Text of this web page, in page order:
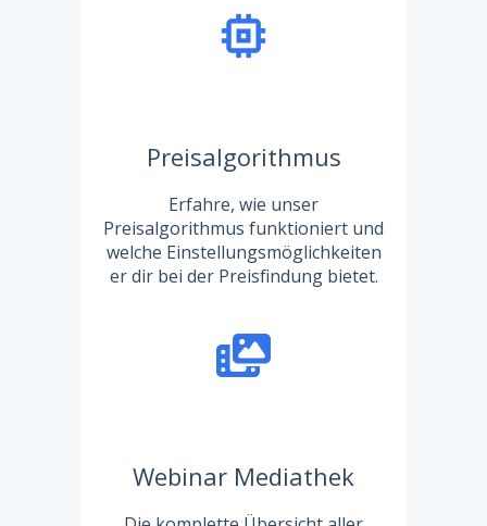
Preisalgorithmus
Erfahre, wie unser
Preisalgorithmus funktioniert und
welche Einstellungsmöglichkeiten
er dir bei der Preisfindung bietet.
Webinar Mediathek